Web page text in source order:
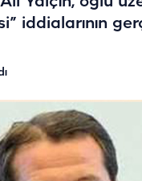
iddialarının